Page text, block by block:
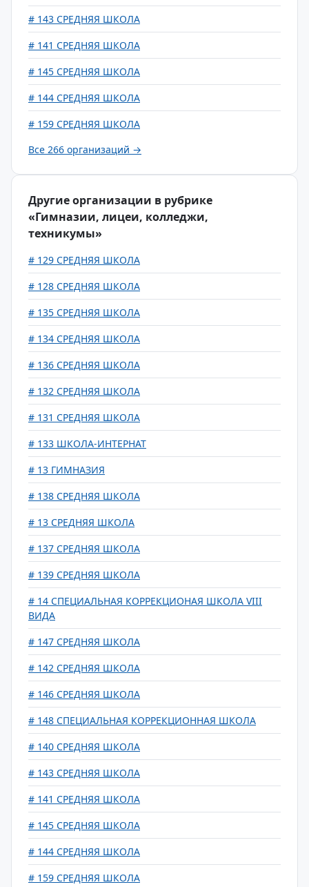
# 143 СРЕДНЯЯ ШКОЛА
# 141 СРЕДНЯЯ ШКОЛА
# 145 СРЕДНЯЯ ШКОЛА
# 144 СРЕДНЯЯ ШКОЛА
# 159 СРЕДНЯЯ ШКОЛА
Все 266 организаций →
Другие организации в рубрике
«Гимназии, лицеи, колледжи,
техникумы»
# 129 СРЕДНЯЯ ШКОЛА
# 128 СРЕДНЯЯ ШКОЛА
# 135 СРЕДНЯЯ ШКОЛА
# 134 СРЕДНЯЯ ШКОЛА
# 136 СРЕДНЯЯ ШКОЛА
# 132 СРЕДНЯЯ ШКОЛА
# 131 СРЕДНЯЯ ШКОЛА
# 133 ШКОЛА-ИНТЕРНАТ
# 13 ГИМНАЗИЯ
# 138 СРЕДНЯЯ ШКОЛА
# 13 СРЕДНЯЯ ШКОЛА
# 137 СРЕДНЯЯ ШКОЛА
# 139 СРЕДНЯЯ ШКОЛА
# 14 СПЕЦИАЛЬНАЯ КОРРЕКЦИОНАЯ ШКОЛА VIII
ВИДА
# 147 СРЕДНЯЯ ШКОЛА
# 142 СРЕДНЯЯ ШКОЛА
# 146 СРЕДНЯЯ ШКОЛА
# 148 CПЕЦИАЛЬНАЯ КОРРЕКЦИОННАЯ ШКОЛА
# 140 СРЕДНЯЯ ШКОЛА
# 143 СРЕДНЯЯ ШКОЛА
# 141 СРЕДНЯЯ ШКОЛА
# 145 СРЕДНЯЯ ШКОЛА
# 144 СРЕДНЯЯ ШКОЛА
# 159 СРЕДНЯЯ ШКОЛА